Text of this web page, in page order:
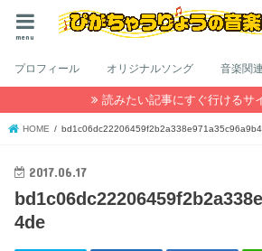
menu
プロフィール オリジナルソング 音楽関連
読みたい記事にすぐ行けるサ
HOME
2017.06.17
4de